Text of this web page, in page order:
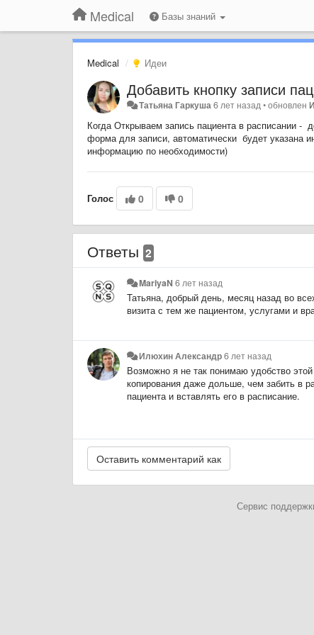
Medical Базы знаний
Medical Идеи
Добавить кнопку записи
Татьяна Гаркуша6 лет назад•обновлен
Когда Открываем запись пациента в расписании -
форма для записи, автоматически будет указана
информацию по необходимости)
Голос 0 0
Ответы 2
MariyaN 6 лет назад
Татьяна, добрый день, месяц назад во
визита с тем же пациентом, услугами и
Илюхин Александр6 лет назад
Возможно я не так понимаю удобство
копирования даже дольше, чем забить в
пациента и вставлять его в расписание.
Сервис